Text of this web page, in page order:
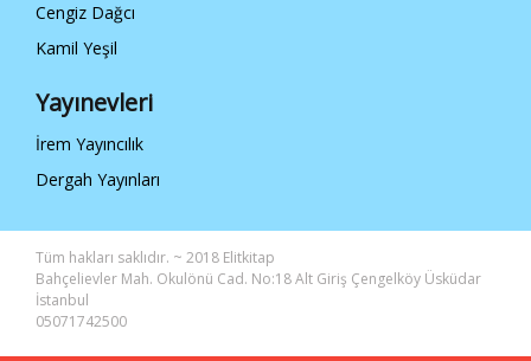
Cengiz Dağcı
Kamil Yeşil
Yayınevleri
İrem Yayıncılık
Dergah Yayınları
Tüm hakları saklıdır. ~ 2018 Elitkitap
Bahçelievler Mah. Okulönü Cad. No:18 Alt Giriş Çengelköy Üsküdar
İstanbul
05071742500